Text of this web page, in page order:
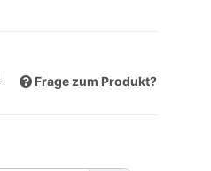
Frage zum Produkt?